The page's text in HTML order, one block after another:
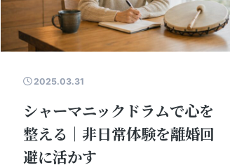
2025.03.31
シャーマニックドラムで心を
整える｜非日常体験を離婚回
避に活かす